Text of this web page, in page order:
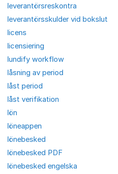
leverantörsreskontra
leverantörsskulder vid bokslut
licens
licensiering
lundify workflow
låsning av period
låst period
låst verifikation
lön
löneappen
lönebesked
lönebesked PDF
lönebesked engelska